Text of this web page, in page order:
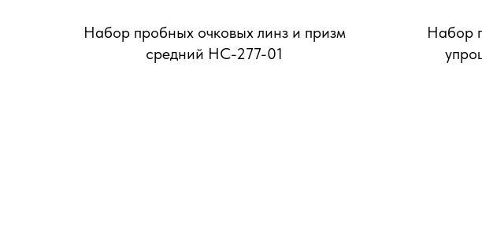
Набор пробных очковых линз и призм
средний НС-277-01
Набор